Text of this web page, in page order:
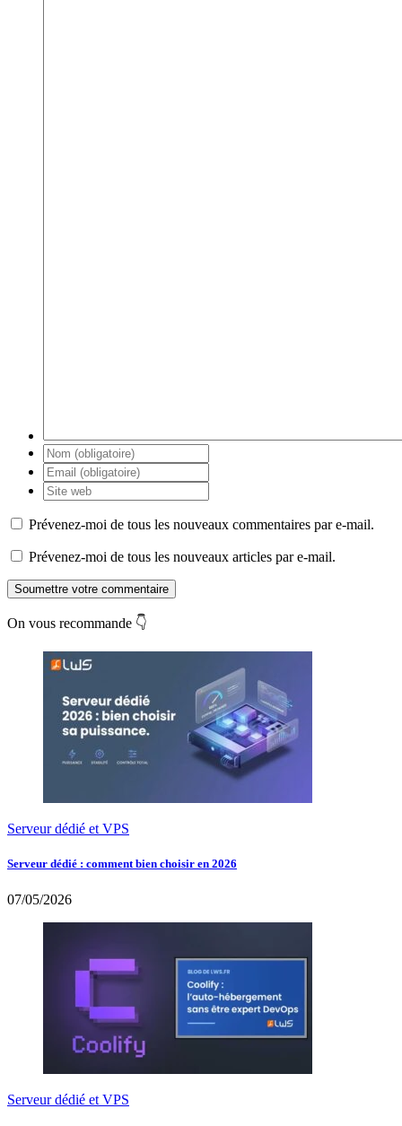
Prévenez-moi de tous les nouveaux commentaires par e-mail.
Prévenez-moi de tous les nouveaux articles par e-mail.
Soumettre votre commentaire
On vous recommande 👇
Serveur dédié et VPS
Serveur dédié : comment bien choisir en 2026
07/05/2026
Serveur dédié et VPS